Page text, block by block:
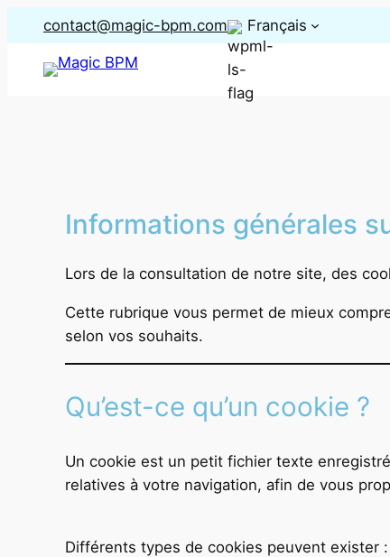
au
contenu
contact@magic-bpm.com Français
Informations générales
Lors de la consultation de notre site, des
Cette rubrique vous permet de mieux
selon vos souhaits.
Qu’est-ce qu’un cookie ?
Un cookie est un petit fichier texte
relatives à votre navigation, afin de vous
Différents types de cookies peuvent exister